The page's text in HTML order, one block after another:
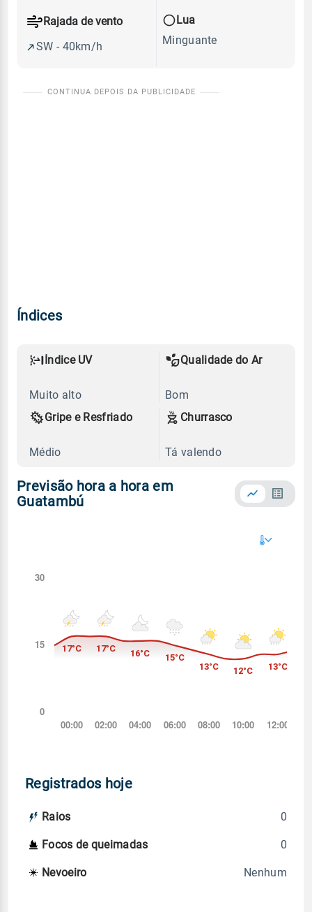
Rajada de vento
SW - 40km/h
Lua
Minguante
Índices
Índice UV
Muito alto
Qualidade do Ar
Bom
Gripe e Resfriado
Médio
Churrasco
Tá valendo
Previsão hora a hora em
Guatambú
Registrados hoje
Raios 0
Focos de queimadas 0
Nevoeiro Nenhum